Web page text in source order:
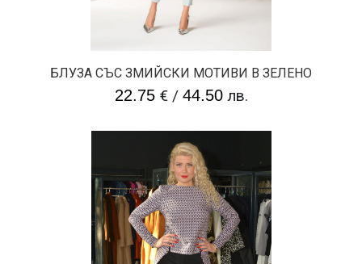
БЛУЗА СЪС ЗМИЙСКИ МОТИВИ В ЗЕЛЕНО
22.75€/ 44.50лв.